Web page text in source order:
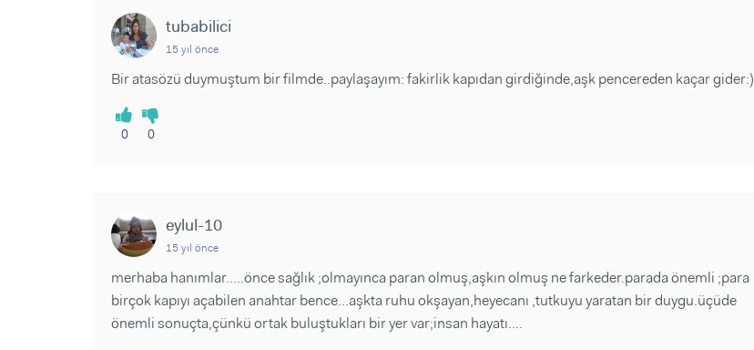
tubabilici
15 yıl önce
Bir atasözü duymuştum bir filmde..paylaşayım: fakirlik kapıdan girdiğinde,aşk pencereden kaçar gider:)
0 0
eylul-10
15 yıl önce
merhaba hanımlar.....önce sağlık ;olmayınca paran olmuş,aşkın olmuş ne farkeder.parada önemli ;para
birçok kapıyı açabilen anahtar bence...aşkta ruhu okşayan,heyecanı ,tutkuyu yaratan bir duygu.üçüde
önemli sonuçta,çünkü ortak buluştukları bir yer var;insan hayatı....